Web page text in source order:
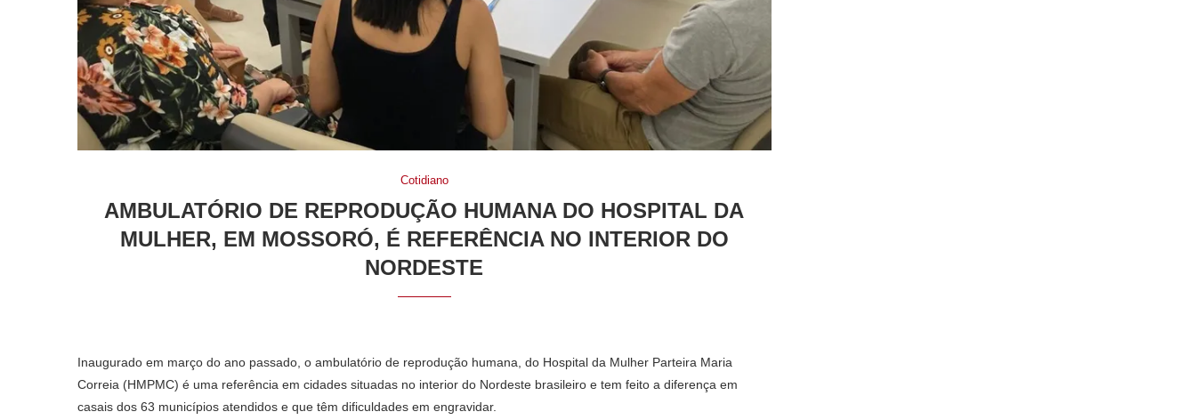
Cotidiano
AMBULATÓRIO DE REPRODUÇÃO HUMANA DO HOSPITAL DA
MULHER, EM MOSSORÓ, É REFERÊNCIA NO INTERIOR DO
NORDESTE
Inaugurado em março do ano passado, o ambulatório de reprodução humana, do Hospital da Mulher Parteira Maria
Correia (HMPMC) é uma referência em cidades situadas no interior do Nordeste brasileiro e tem feito a diferença em
casais dos 63 municípios atendidos e que têm dificuldades em engravidar.